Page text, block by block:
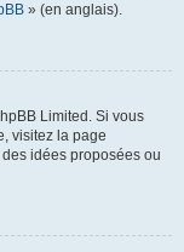
» (en anglais).
Limited. Si vous
visitez la page
idées proposées ou